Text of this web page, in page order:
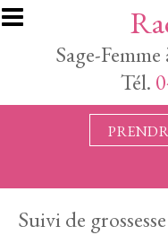
Aller au contenu principal
Sage-
Tél.
Suivi de grossesse